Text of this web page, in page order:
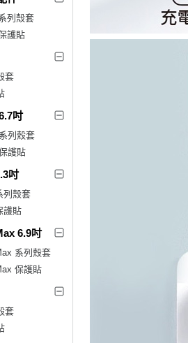
列殼套
護貼
套
吋
列殼套
護貼
吋
列殼套
護貼
6.9吋
系列殼套
保護貼
套